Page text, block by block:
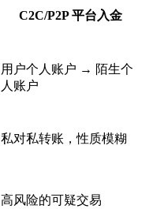
C2C/P2P 平台入金
用户个人账户 → 陌生个
人账户
私对私转账，性质模糊
高风险的可疑交易